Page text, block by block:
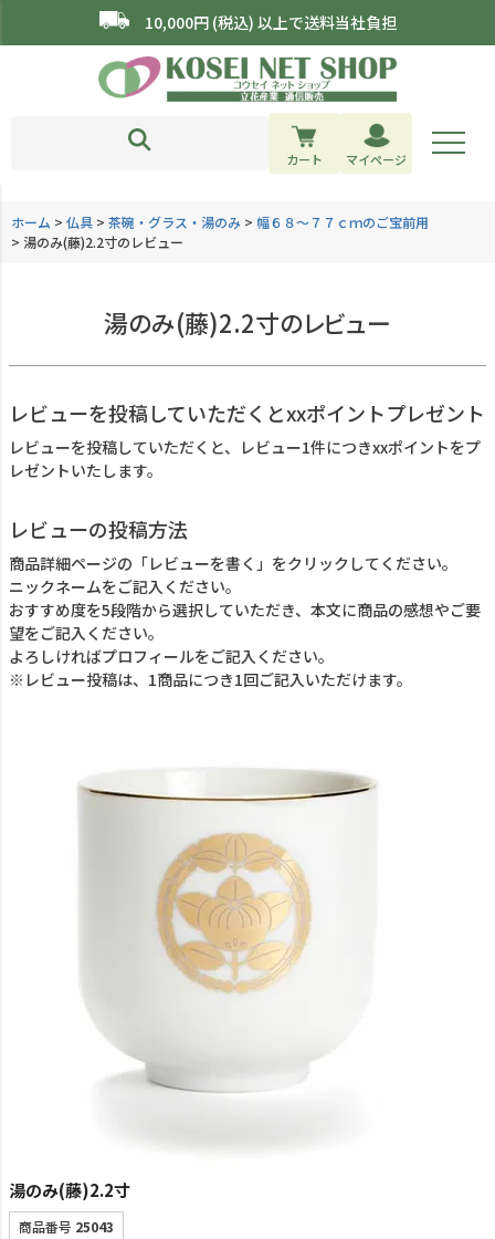
10,000円 (税込) 以上で送料当社負担
カート マイページ
ホーム 仏具 茶碗・グラス・湯のみ
幅６８～７７ｃｍのご宝前用
湯のみ(藤)2.2寸のレビュー
湯のみ(藤)2.2寸のレビュー
レビューを投稿していただくとxxポイントプレゼント
レビューを投稿していただくと、レビュー1件につきxxポイントをプ
レゼントいたします。
レビューの投稿方法
商品詳細ページの「レビューを書く」をクリックしてください。
ニックネームをご記入ください。
おすすめ度を5段階から選択していただき、本文に商品の感想やご要
望をご記入ください。
よろしければプロフィールをご記入ください。
※レビュー投稿は、1商品につき1回ご記入いただけます。
湯のみ(藤)2.2寸
商品番号 25043